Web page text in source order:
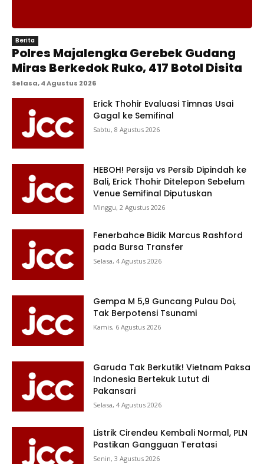
Berita
Polres Majalengka Gerebek Gudang
Miras Berkedok Ruko, 417 Botol Disita
Selasa, 4 Agustus 2026
Erick Thohir Evaluasi Timnas Usai
Gagal ke Semifinal
Sabtu, 8 Agustus 2026
HEBOH! Persija vs Persib Dipindah ke
Bali, Erick Thohir Ditelepon Sebelum
Venue Semifinal Diputuskan
Minggu, 2 Agustus 2026
Fenerbahce Bidik Marcus Rashford
pada Bursa Transfer
Selasa, 4 Agustus 2026
Gempa M 5,9 Guncang Pulau Doi,
Tak Berpotensi Tsunami
Kamis, 6 Agustus 2026
Garuda Tak Berkutik! Vietnam Paksa
Indonesia Bertekuk Lutut di
Pakansari
Selasa, 4 Agustus 2026
Listrik Cirendeu Kembali Normal, PLN
Pastikan Gangguan Teratasi
Senin, 3 Agustus 2026